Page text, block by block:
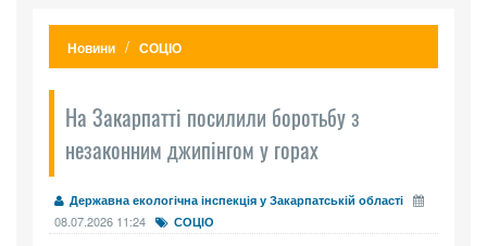
Новини СОЦІО
На Закарпатті посилили боротьбу з
незаконним джипінгом у горах
Державна екологічна інспекція у Закарпатській області
08.07.2026 11:24 СОЦІО